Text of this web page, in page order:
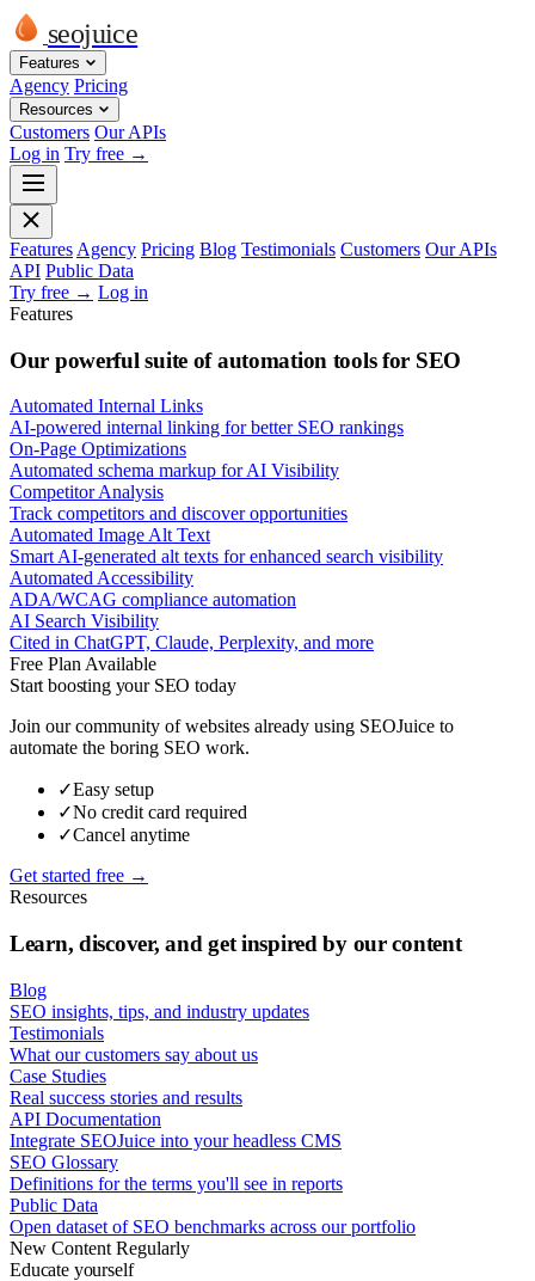
seojuice
Features
Agency Pricing
Resources
Customers Our APIs
Log in Try free →
Features Agency Pricing Blog Testimonials Customers Our APIs
API Public Data
Try free → Log in
Features
Our powerful suite of automation tools for SEO
Automated Internal Links
AI-powered internal linking for better SEO rankings
On-Page Optimizations
Automated schema markup for AI Visibility
Competitor Analysis
Track competitors and discover opportunities
Automated Image Alt Text
Smart AI-generated alt texts for enhanced search visibility
Automated Accessibility
ADA/WCAG compliance automation
AI Search Visibility
Cited in ChatGPT, Claude, Perplexity, and more
Free Plan Available
Start boosting your SEO today
Join our community of websites already using SEOJuice to
automate the boring SEO work.
✓Easy setup
✓No credit card required
✓Cancel anytime
Get started free →
Resources
Learn, discover, and get inspired by our content
Blog
SEO insights, tips, and industry updates
Testimonials
What our customers say about us
Case Studies
Real success stories and results
API Documentation
Integrate SEOJuice into your headless CMS
SEO Glossary
Definitions for the terms you'll see in reports
Public Data
Open dataset of SEO benchmarks across our portfolio
New Content Regularly
Educate yourself